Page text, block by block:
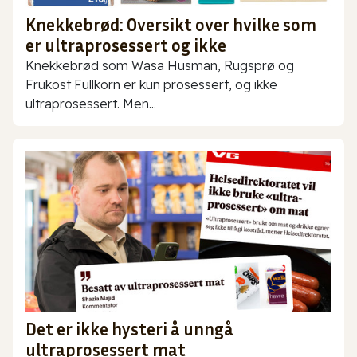
Knekkebrød: Oversikt over hvilke som
er ultraprosessert og ikke
Knekkebrød som Wasa Husman, Rugsprø og
Frukost Fullkorn er kun prosessert, og ikke
ultraprosessert. Men...
Det er ikke hysteri å unngå
ultraprosessert mat